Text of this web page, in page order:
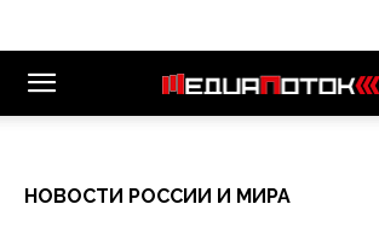
НОВОСТИ РОССИИ И МИРА